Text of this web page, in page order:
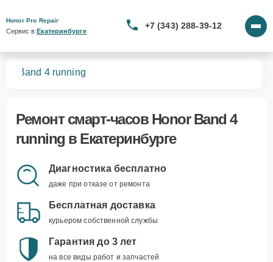
Honor Pro Repair
Сервис в Екатеринбурге
+7 (343) 288-39-12
Band 4 running
Ремонт смарт-часов Honor Band 4
running в Екатеринбурге
Диагностика бесплатно
даже при отказе от ремонта
Бесплатная доставка
курьером собственной службы
Гарантия до 3 лет
на все виды работ и запчастей